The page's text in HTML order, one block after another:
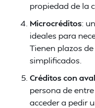
propiedad de la
Microcréditos:
ideales para
Tienen plazos
simplificados.
Créditos con aval
persona de
acceder a pedir